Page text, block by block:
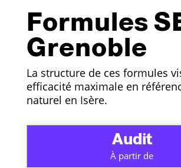
Formules
Grenoble
La structure de ces formules
efficacité maximale en
naturel en Isère.
Audit
À partir de